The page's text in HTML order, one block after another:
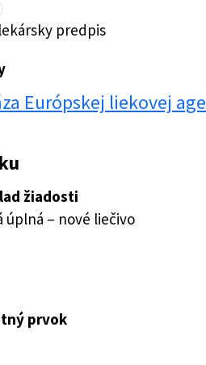
predpis
Európskej liekovej
žiadosti
úplná – nové liečivo
prvok